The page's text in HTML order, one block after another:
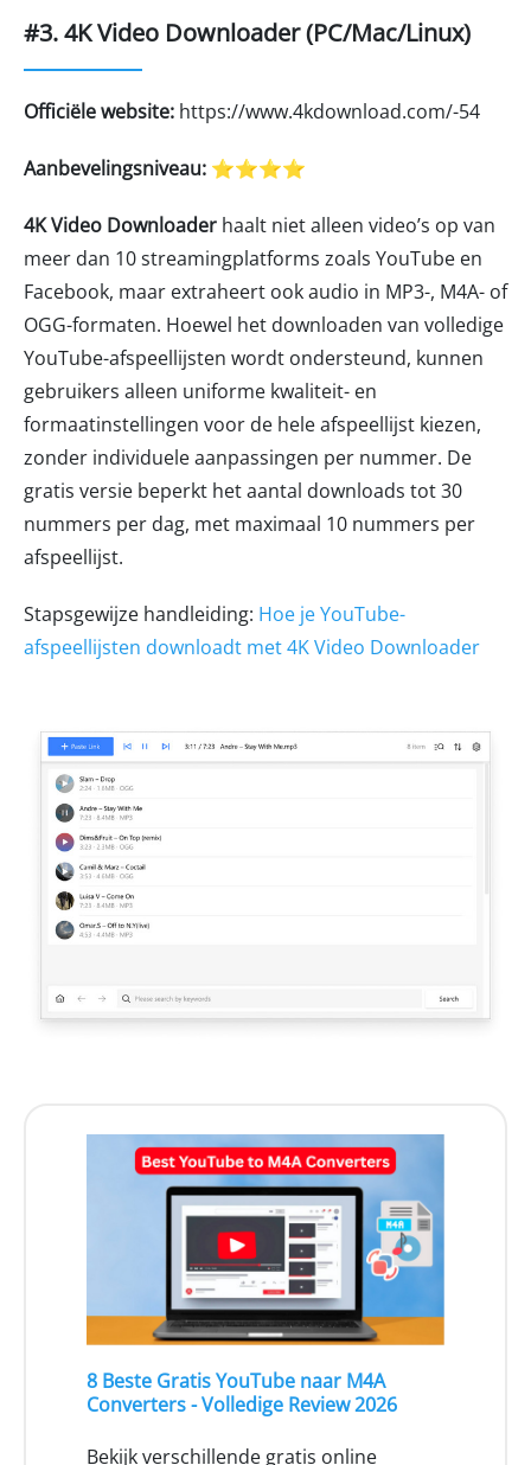
#3. 4K Video Downloader (PC/Mac/Linux)
Officiële website: https://www.4kdownload.com/-54
Aanbevelingsniveau: ⭐⭐⭐⭐
4K Video Downloader haalt niet alleen video’s op van
meer dan 10 streamingplatforms zoals YouTube en
Facebook, maar extraheert ook audio in MP3-, M4A- of
OGG-formaten. Hoewel het downloaden van volledige
YouTube-afspeellijsten wordt ondersteund, kunnen
gebruikers alleen uniforme kwaliteit- en
formaatinstellingen voor de hele afspeellijst kiezen,
zonder individuele aanpassingen per nummer. De
gratis versie beperkt het aantal downloads tot 30
nummers per dag, met maximaal 10 nummers per
afspeellijst.
Stapsgewijze handleiding: Hoe je YouTube-
afspeellijsten downloadt met 4K Video Downloader
8 Beste Gratis YouTube naar M4A
Converters - Volledige Review 2026
Bekijk verschillende gratis online